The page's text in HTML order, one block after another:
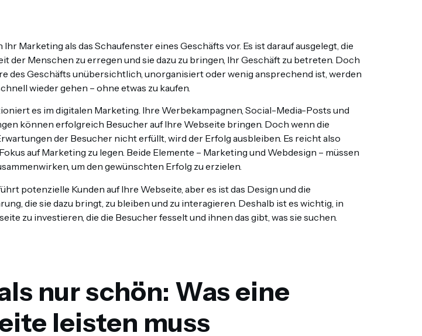
Ihr Marketing als das Schaufenster eines Geschäfts vor. Es ist darauf ausgelegt, die
der Menschen zu erregen und sie dazu zu bringen, Ihr Geschäft zu betreten. Doch
des Geschäfts unübersichtlich, unorganisiert oder wenig ansprechend ist, werden
wieder gehen – ohne etwas zu kaufen.
es im digitalen Marketing. Ihre Werbekampagnen, Social-Media-Posts und
können erfolgreich Besucher auf Ihre Webseite bringen. Doch wenn die
der Besucher nicht erfüllt, wird der Erfolg ausbleiben. Es reicht also
auf Marketing zu legen. Beide Elemente – Marketing und Webdesign – müssen
um den gewünschten Erfolg zu erzielen.
potenzielle Kunden auf Ihre Webseite, aber es ist das Design und die
die sie dazu bringt, zu bleiben und zu interagieren. Deshalb ist es wichtig, in
zu investieren, die die Besucher fesselt und ihnen das gibt, was sie suchen.
nur schön: Was eine
leisten muss